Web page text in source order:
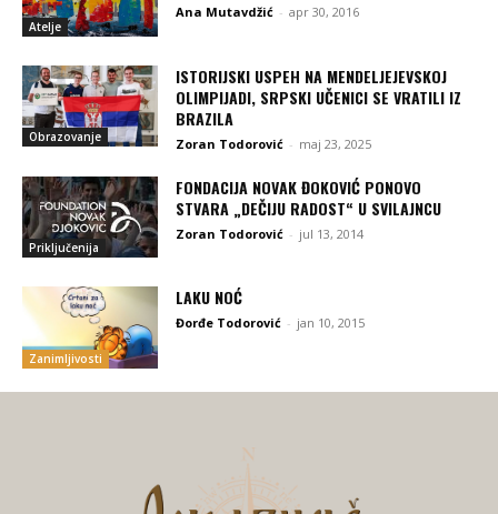
Atelje
Ana Mutavdžić - apr 30, 2016
Obrazovanje
ISTORIJSKI USPEH NA MENDELJEJEVSKOJ
OLIMPIJADI, SRPSKI UČENICI SE VRATILI IZ
BRAZILA
Zoran Todorović - maj 23, 2025
Priključenija
FONDACIJA NOVAK ĐOKOVIĆ PONOVO
STVARA „DEČIJU RADOST“ U SVILAJNCU
Zoran Todorović - jul 13, 2014
Zanimljivosti
LAKU NOĆ
Đorđe Todorović - jan 10, 2015